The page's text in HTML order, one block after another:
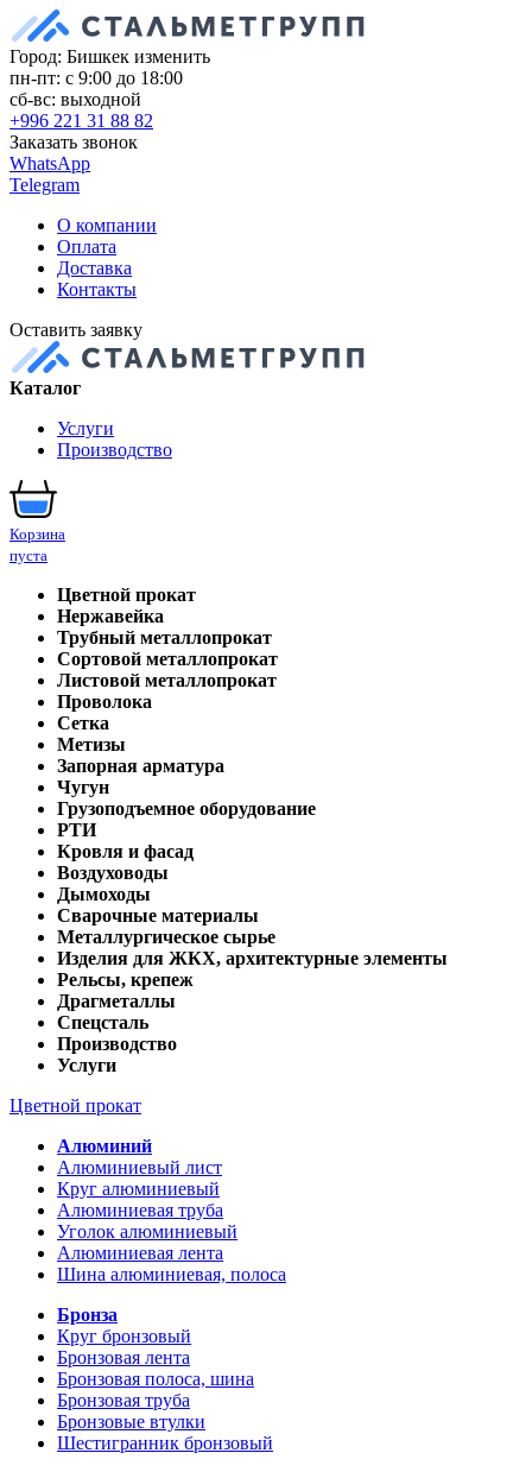
Город: Бишкек изменить
пн-пт: с 9:00 до 18:00
сб-вс: выходной
+996 221 31 88 82
Заказать звонок
WhatsApp
Telegram
О компании
Оплата
Доставка
Контакты
Оставить заявку
Каталог
Услуги
Производство
Корзина
пуста
Цветной прокат
Нержавейка
Трубный металлопрокат
Сортовой металлопрокат
Листовой металлопрокат
Проволока
Сетка
Метизы
Запорная арматура
Чугун
Грузоподъемное оборудование
РТИ
Кровля и фасад
Воздуховоды
Дымоходы
Сварочные материалы
Металлургическое сырье
Изделия для ЖКХ, архитектурные элементы
Рельсы, крепеж
Драгметаллы
Спецсталь
Производство
Услуги
Цветной прокат
Алюминий
Алюминиевый лист
Круг алюминиевый
Алюминиевая труба
Уголок алюминиевый
Алюминиевая лента
Шина алюминиевая, полоса
Бронза
Круг бронзовый
Бронзовая лента
Бронзовая полоса, шина
Бронзовая труба
Бронзовые втулки
Шестигранник бронзовый